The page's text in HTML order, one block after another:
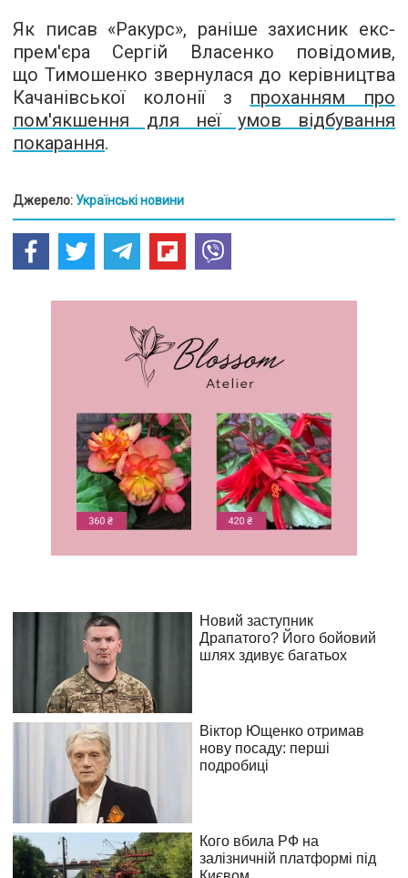
Як писав «Ракурс», раніше захисник екс-
прем'єра Сергій Власенко повідомив,
що Тимошенко звернулася до керівництва
Качанівської колонії з проханням про
пом'якшення для неї умов відбування
покарання.
Джерело:Українські новини